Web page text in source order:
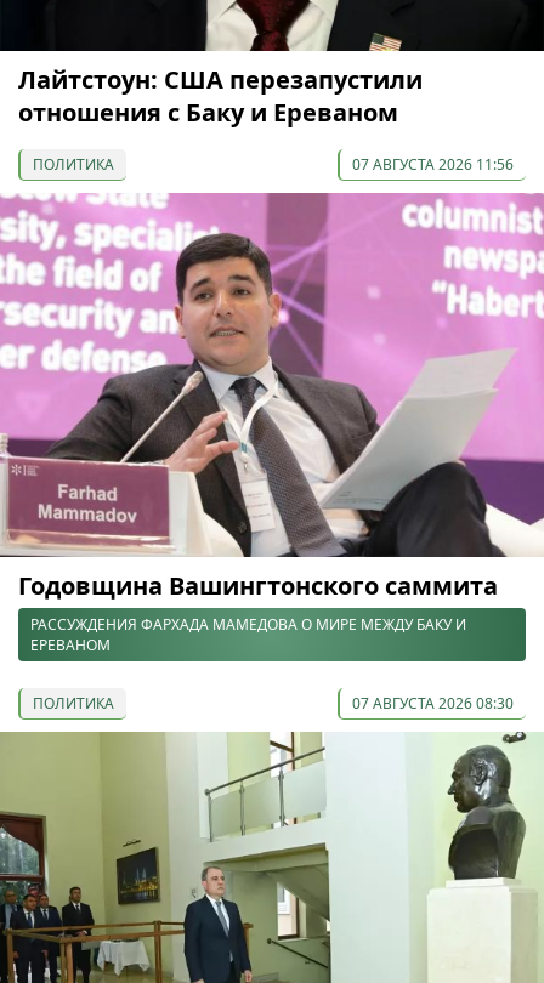
Лайтстоун: США перезапустили
отношения с Баку и Ереваном
ПОЛИТИКА 07 АВГУСТА 2026 11:56
Годовщина Вашингтонского саммита
РАССУЖДЕНИЯ ФАРХАДА МАМЕДОВА О МИРЕ МЕЖДУ БАКУ И
ЕРЕВАНОМ
ПОЛИТИКА 07 АВГУСТА 2026 08:30